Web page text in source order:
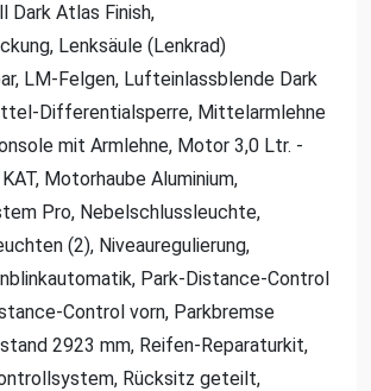
Dark Atlas Finish,
Lenksäule (Lenkrad)
LM-Felgen, Lufteinlassblende Dark
Differentialsperre, Mittelarmlehne
mit Armlehne, Motor 3,0 Ltr. -
Motorhaube Aluminium,
Pro, Nebelschlussleuchte,
(2), Niveauregulierung,
Park-Distance-Control
Control vorn, Parkbremse
2923 mm, Reifen-Reparaturkit,
Rücksitz geteilt,